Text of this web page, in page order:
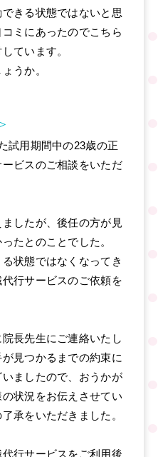
きる状態ではないと思
ミにあったのでこちら
ています。
うか。
試用期間中の23歳の正
ビスのご相談をいただ
したが、後任の方が見
たとのことでした。
状態ではなくなってき
行サービスのご依頼を
長先生にご連絡いたし
見つかるまでの約束に
ましたので、おうかが
状況をお伝えさせてい
承をいただきました。
行サービスをご利用後